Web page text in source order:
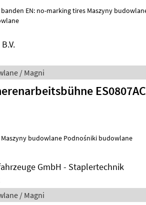
budowlane
/ Magni
ES0807AC
ID:MANL1086454 Maszyny budowlane Podnośniki budowlane
GmbH - Staplertechnik
/ Magni